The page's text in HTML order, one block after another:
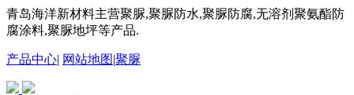
青岛海洋新材料主营聚脲,聚脲防水,聚脲防腐,无溶剂聚氨酯防
腐涂料,聚脲地坪等产品.
产品中心| 网站地图|聚脲